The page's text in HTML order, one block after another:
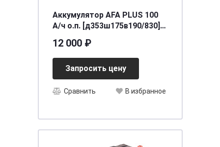
Аккумулятор AFA PLUS 100
А/ч о.п. [д353ш175в190/830]
12 000 ₽
Запросить цену
Сравнить В избранное